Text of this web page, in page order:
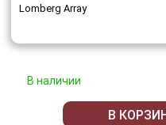
Lomberg Array
В наличии
В